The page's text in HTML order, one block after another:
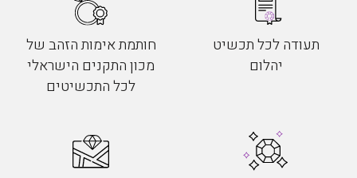
תעודה לכל תכשיט
יהלום
חותמת אימות הזהב של
מכון התקנים הישראלי
לכל התכשיטים